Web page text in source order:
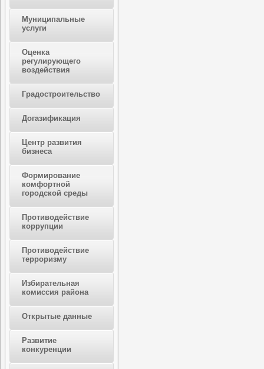
Муниципальные
услуги
Оценка
регулирующего
воздействия
Градостроительство
Догазификация
Центр развития
бизнеса
Формирование
комфортной
городской среды
Противодействие
коррупции
Противодействие
терроризму
Избирательная
комиссия района
Открытые данные
Развитие
конкуренции